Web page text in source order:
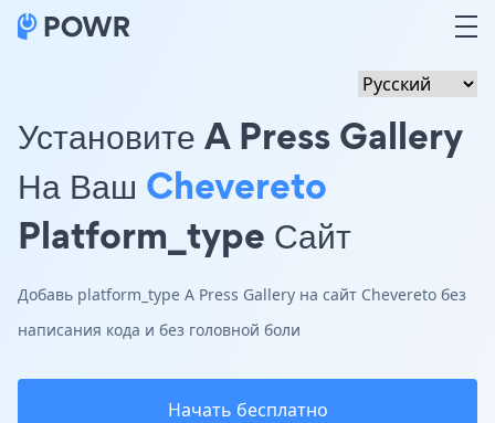
Установите A Press Gallery
На Ваш Chevereto
Platform_type Сайт
Добавь platform_type A Press Gallery на сайт Chevereto без
написания кода и без головной боли
Начать бесплатно